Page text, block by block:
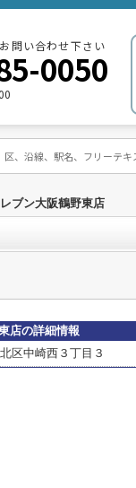
問い合わせ下さい
0050
ブン大阪鶴野東店
店の詳細情報
区中崎西３丁目３